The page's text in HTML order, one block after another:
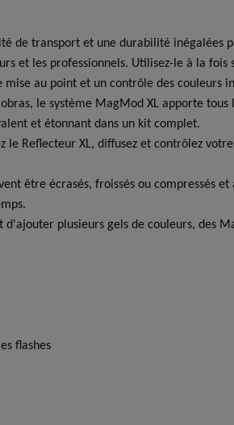
de transport et une durabilité inégalées
et les professionnels. Utilisez-le à la fois
au point et un contrôle des couleurs
le système MagMod XL apporte
et étonnant dans un kit complet.
Reflecteur XL, diffusez et contrôlez
être écrasés, froissés ou compressés
plusieurs gels de couleurs, des
flashes